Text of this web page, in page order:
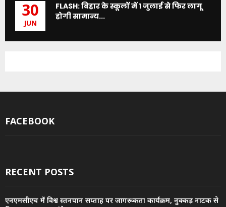
30
JUN
FLASH: बिहार के स्कूलों में 1 जुलाई से फिर लागू
होगी सामान्य...
FACEBOOK
RECENT POSTS
एनएमसीएच में विश्व स्तनपान सप्ताह पर जागरूकता कार्यक्रम, नुक्कड़ नाटक से